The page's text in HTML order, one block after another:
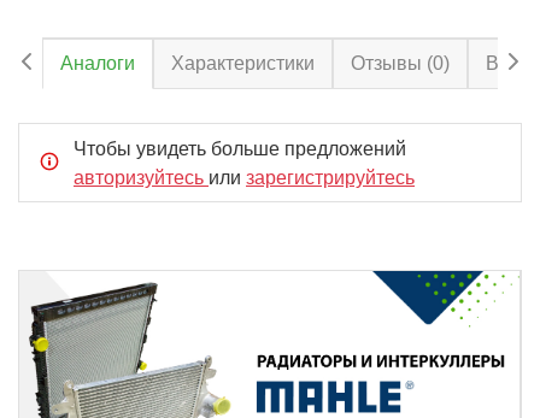
Аналоги Характеристики Отзывы (0)
Чтобы увидеть больше предложений
авторизуйтесь или зарегистрируйтесь